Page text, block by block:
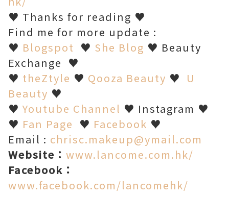
♥ Thanks for reading ♥
Find me for more update :
♥ Blogspot ♥ She Blog ♥ Beauty
Exchange ♥
♥ theZtyle ♥ Qooza Beauty ♥ U
Beauty ♥
♥ Youtube Channel ♥ Instagram ♥
♥ Fan Page ♥ Facebook ♥
Email : chrisc.makeup@ymail.com
Website ： www.lancome.com.hk/
Facebook ：
www.facebook.com/lancomehk/